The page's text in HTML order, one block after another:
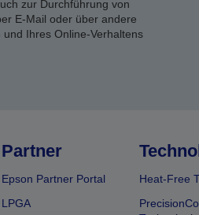
zur Durchführung von
E-Mail oder über andere
Ihres Online-Verhaltens
Partner
Epson Partner Portal
LPGA
Heat-Free